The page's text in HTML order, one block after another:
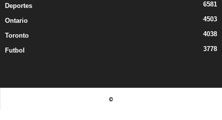
Deportes 6581
Ontario 4503
Toronto 4038
Futbol 3778
©